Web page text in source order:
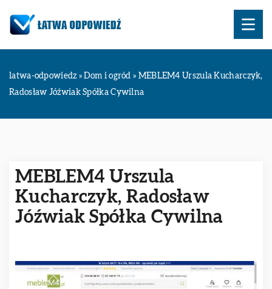
latwa-odpowiedz »Dom i ogród » MEBLEM4 Urszula Kucharczyk,
Radosław Jóźwiak Spółka Cywilna
MEBLEM4 Urszula
Kucharczyk, Radosław
Jóźwiak Spółka Cywilna